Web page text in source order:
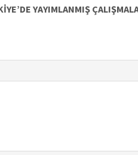
YAYIMLANMIŞ